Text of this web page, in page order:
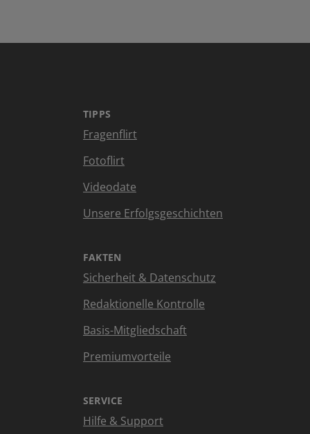
TIPPS
Fragenflirt
Fotoflirt
Videodate
Unsere Erfolgsgeschichten
FAKTEN
Sicherheit & Datenschutz
Redaktionelle Kontrolle
Basis-Mitgliedschaft
Premiumvorteile
SERVICE
Hilfe & Support